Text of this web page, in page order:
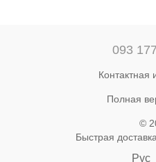
093
Полная
©
Быстрая
Рус